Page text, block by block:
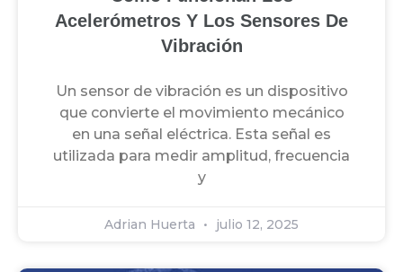
Acelerómetros Y Los Sensores De
Vibración
Un sensor de vibración es un dispositivo
que convierte el movimiento mecánico
en una señal eléctrica. Esta señal es
utilizada para medir amplitud, frecuencia
y
Adrian Huerta julio 12, 2025